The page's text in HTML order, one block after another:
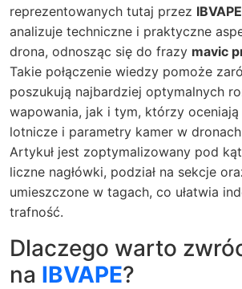
reprezentowanych tutaj przez IBVAPE
analizuje techniczne i praktyczne
drona, odnosząc się do frazy mavic
Takie połączenie wiedzy pomoże
poszukują najbardziej optymalnych
wapowania, jak i tym, którzy
lotnicze i parametry kamer w
Artykuł jest zoptymalizowany pod
liczne nagłówki, podział na sekcje
umieszczone w tagach, co ułatwia
trafność.
Dlaczego warto
na IBVAPE?